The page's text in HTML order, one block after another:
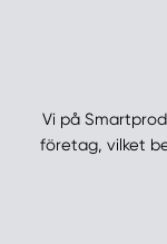
Vi på
företag, vilket